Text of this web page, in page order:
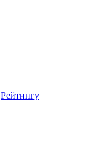
Рейтингу